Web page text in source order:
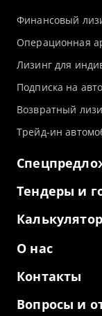
Финансовый
Операционная
Лизинг для
Подписка на
Возвратный
Трейд-ин
Тендеры и
Калькулятор
О нас
Контакты
Вопросы и